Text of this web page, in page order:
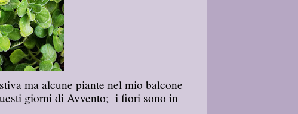
ma alcune piante nel mio balcone
giorni di Avvento; i fiori sono in